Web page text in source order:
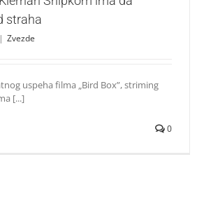
straha
| Zvezde
uspeha filma „Bird Box”, striming
[...]
0